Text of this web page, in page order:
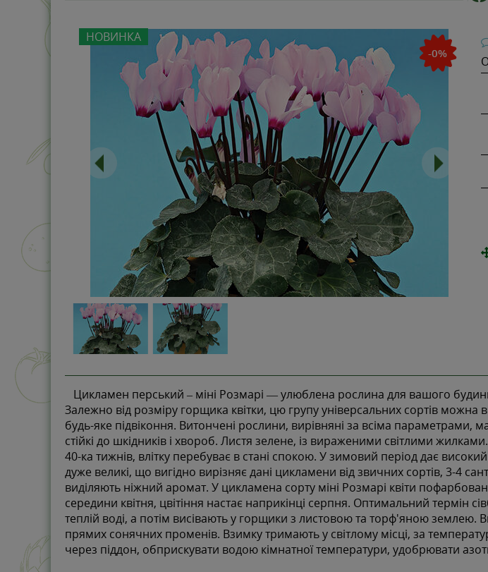
-0%
НОВИНКА
-0%
Цикламен перський – міні Розмарі — улюблена рослина для вашого
Залежно від розміру горщика квітки, цю групу універсальних сортів можна
будь-яке підвіконня. Витончені рослини, вирівняні за всіма параметрами,
стійкі до шкідників і хвороб. Листя зелене, із вираженими світлими
40-ка тижнів, влітку перебуває в стані спокою. У зимовий період дає
дуже великі, що вигідно вирізняє дані цикламени від звичних сортів, 3-4
виділяють ніжний аромат. У цикламена сорту міні Розмарі квіти
середини квітня, цвітіння настає наприкінці серпня. Оптимальний термін
теплій воді, а потім висівають у горщики з листовою та торф'яною землею.
прямих сонячних променів. Взимку тримають у світлому місці, за
через піддон, обприскувати водою кімнатної температури, удобрювати